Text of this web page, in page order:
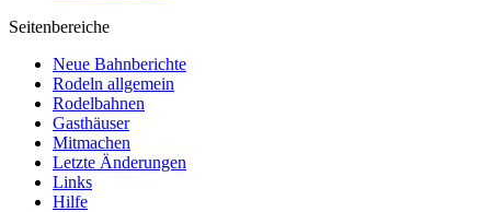
Seitenbereiche
Neue Bahnberichte
Rodeln allgemein
Rodelbahnen
Gasthäuser
Mitmachen
Letzte Änderungen
Links
Hilfe